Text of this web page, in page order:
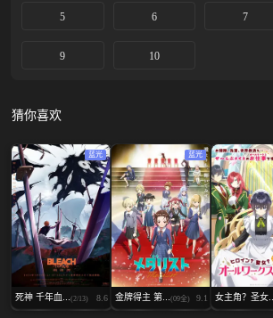
5 6 7
9 10
猜你喜欢
蓝光
死神 千年血... (2/13) 8.6
蓝光
金牌得主 第... (09全) 9.1 女主角？圣女...